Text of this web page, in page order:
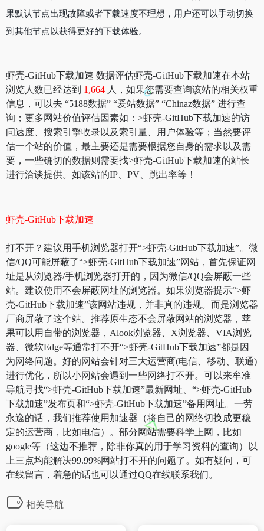
果默认节点出现故障或者下载速度不理想，用户还可以手动切换
到其他节点以获得更好的下载体验。
虾壳-GitHub下载加速 数据评估虾壳-GitHub下载加速在本站
浏览人数已经达到 1,664 人，如果您需要查询该站的相关权重
信息，可以去 “5188数据” “爱站数据” “Chinaz数据” 进行查
询；更多网站价值评估因素如：>虾壳-GitHub下载加速的访
问速度、搜索引擎收录以及索引量、用户体验等；当然要评
估一个站的价值，最主要还是需要根据您自身的需求以及需
要，一些确切的数据则需要找>虾壳-GitHub下载加速的站长
进行洽谈提供。如该站的IP、PV、跳出率等！
虾壳-GitHub下载加速
打不开？建议用手机浏览器打开“>虾壳-GitHub下载加速”。微
信/QQ可能屏蔽了“>虾壳-GitHub下载加速”网站，首先保证网
址是从浏览器/手机浏览器打开的，因为微信/QQ会屏蔽一些
站。建议使用不会屏蔽网址的浏览器。如果浏览器提示“>虾
壳-GitHub下载加速”该网站违规，并非真的违规。而是浏览器
厂商屏蔽了这个站。推荐原生态不会屏蔽网站的浏览器，苹
果可以用自带的浏览器，Alook浏览器、X浏览器、VIA浏览
器、微软Edge等通常打不开“>虾壳-GitHub下载加速”都是因
为网络问题。好的网站会针对三大运营商(电信、移动、联通)
进行优化，所以小网站会遇到一些网络打不开。可以来牟准
导航寻找“>虾壳-GitHub下载加速”最新网址、“>虾壳-GitHub
下载加速”发布页和“>虾壳-GitHub下载加速”备用网址。一劳
永逸的话，我们推荐使用加速器（将自己的网络切换成更稳
定的运营商，比如电信）。部分网站需要科学上网，比如
google等（这边不推荐，除非你真的用于学习资料的查询）以
上三点均能解决99.99%网站打不开的问题了。如有疑问，可
在线留言，着急的话也可以通过QQ在线联系我们。
相关导航